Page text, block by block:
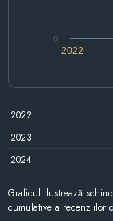
2022
0
2022
2023
2024
Graficul ilustrează
cumulative a recenziilor